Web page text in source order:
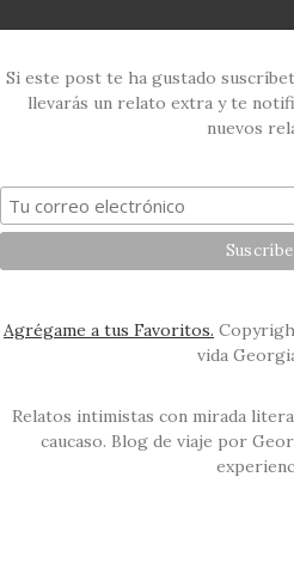
Si este post te ha gustado
llevarás un relato extra y te
nuevos
Agrégame a tus Favoritos.
vida
Relatos intimistas con mirada
caucaso. Blog de viaje por